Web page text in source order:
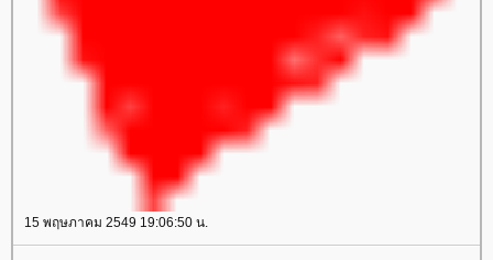
15 พฤษภาคม 2549 19:06:50 น.